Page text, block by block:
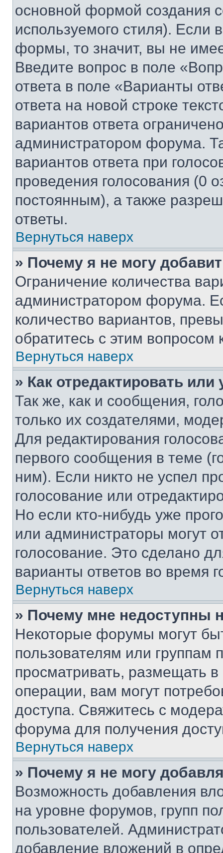
основной формой создания
используемого стиля). Если
формы, то значит, вы не
Введите вопрос в поле
ответа в поле «Варианты
ответа на новой строке
вариантов ответа
администратором форума.
вариантов ответа при
проведения голосования (0
постоянным), а также
ответы.
Вернуться наверх
» Почему я не могу
Ограничение количества
администратором форума.
количество вариантов,
обратитесь с этим вопросом
Вернуться наверх
» Как отредактировать
Так же, как и сообщения,
только их создателями,
Для редактирования
первого сообщения в теме
ним). Если никто не успел
голосование или
Но если кто-нибудь уже
или администраторы могут
голосование. Это сделано
варианты ответов во время
Вернуться наверх
» Почему мне недоступны
Некоторые форумы могут
пользователям или группам
просматривать, размещать
операции, вам могут
доступа. Свяжитесь с
форума для получения
Вернуться наверх
» Почему я не могу
Возможность добавления
на уровне форумов, групп
пользователей.
добавление вложений в